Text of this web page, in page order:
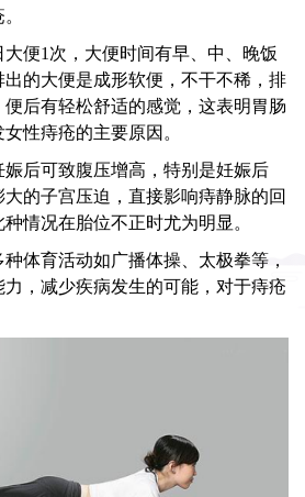
大便1次，大便时间有早、中、晚饭
的大便是成形软便，不干不稀，排
后有轻松舒适的感觉，这表明胃肠
性痔疮的主要原因。
娠后可致腹压增高，特别是妊娠后
的子宫压迫，直接影响痔静脉的回
情况在胎位不正时尤为明显。
体育活动如广播体操、太极拳等，
，减少疾病发生的可能，对于痔疮